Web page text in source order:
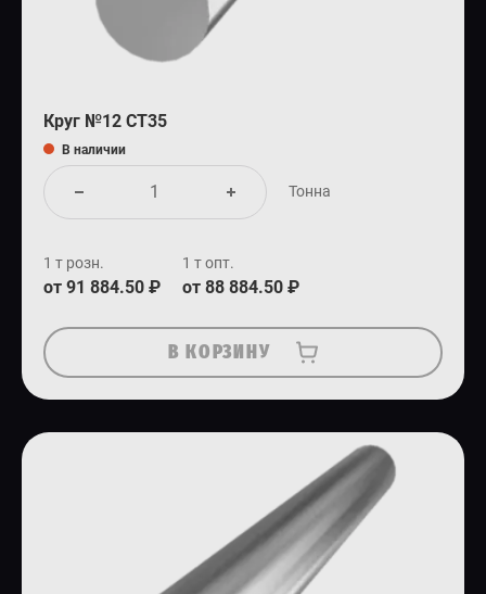
Круг №12 СТ35
В наличии
Тонна
1 т розн.
от 91 884.50 ₽
1 т опт.
от 88 884.50 ₽
В КОРЗИНУ